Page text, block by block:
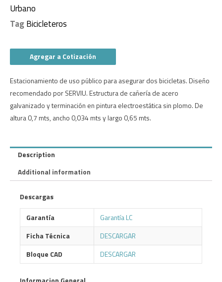
Urbano
TagBicicleteros
Agregar a Cotización
Estacionamiento de uso público para asegurar dos bicicletas. Diseño
recomendado por SERVIU. Estructura de cañería de acero
galvanizado y terminación en pintura electroestática sin plomo. De
altura 0,7 mts, ancho 0,034 mts y largo 0,65 mts.
Description
Additional information
Descargas
Garantía
Garantía LC
Ficha Técnica
DESCARGAR
Bloque CAD
DESCARGAR